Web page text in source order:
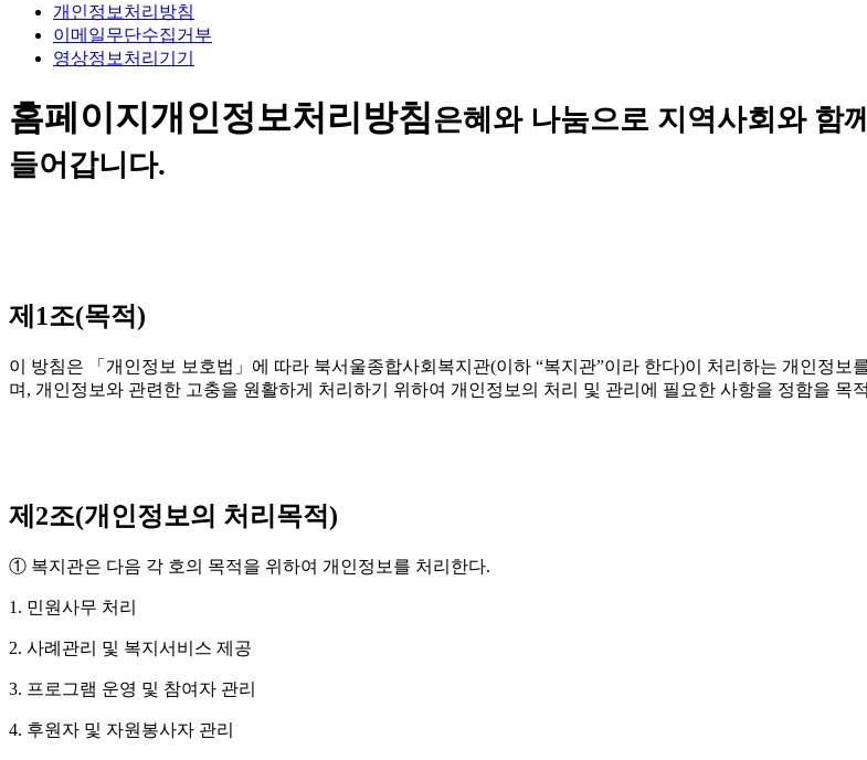
개인정보처리방침
이메일무단수집거부
영상정보처리기기
홈페이지개인정보처리방침은혜와 나눔으로 지역사회와 함
들어갑니다.
제1조(목적)
이 방침은 「개인정보 보호법」에 따라 북서울종합사회복지관(이하 “복지관”이라 한다)이 처리하는 개인정보
며, 개인정보와 관련한 고충을 원활하게 처리하기 위하여 개인정보의 처리 및 관리에 필요한 사항을 정함을 목
제2조(개인정보의 처리목적)
① 복지관은 다음 각 호의 목적을 위하여 개인정보를 처리한다.
1. 민원사무 처리
2. 사례관리 및 복지서비스 제공
3. 프로그램 운영 및 참여자 관리
4. 후원자 및 자원봉사자 관리